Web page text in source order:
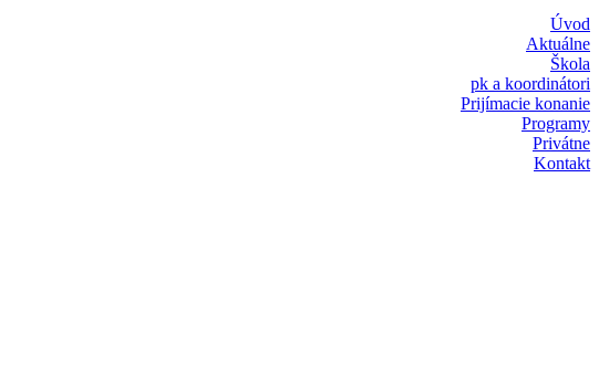
Úvod
Aktuálne
Škola
pk a koordinátori
Prijímacie konanie
Programy
Privátne
Kontakt